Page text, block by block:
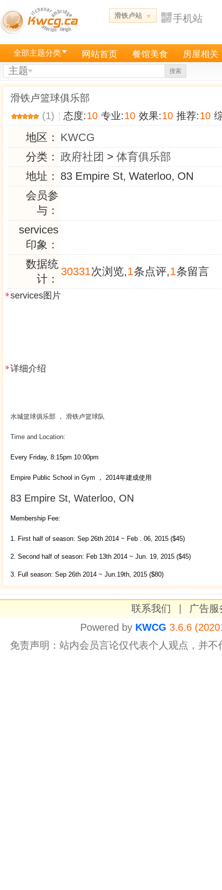
滑铁卢站 手机站
全部主题分类 网站首页 餐馆美食 房屋相关
主题 搜索
滑铁卢篮球俱乐部
(1)
态度:10 专业:10 效果:10 推荐:10
地区： KWCG
分类： 政府社团 > 体育俱乐部
地址： 83 Empire St, Waterloo, ON
会员参
与：
services
印象：
数据统
计：
30331次浏览,1条点评,1条留言
services图片
详细介绍
水城篮球俱乐部 ， 滑铁卢篮球队
Time and Location:
Every Friday, 8:15pm 10:00pm
Empire Public School in Gym ， 2014年建成使用
83 Empire St, Waterloo, ON
Membership Fee:
1. First half of season: Sep 26th 2014 ~ Feb . 06, 2015 ($45)
2. Second half of season: Feb 13th 2014 ~ Jun. 19, 2015 ($45)
3. Full season: Sep 26th 2014 ~ Jun.19th, 2015 ($80)
联系我们
广告服
Powered by KWCG 3.6.6
免责声明：站内会员言论仅代表个人观点，并